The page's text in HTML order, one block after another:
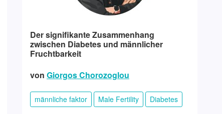
Der signifikante Zusammenhang
zwischen Diabetes und männlicher
Fruchtbarkeit
von Giorgos Chorozoglou
männliche faktor Male Fertility Diabetes